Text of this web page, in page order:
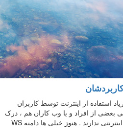
استفاده از اینترنت توسط کاربران
بعضی از افراد و یا وب کاران هم ، درک
درستی از دامنه های اینترنتی ندارند . هنوز خیلی ها دامنه WS